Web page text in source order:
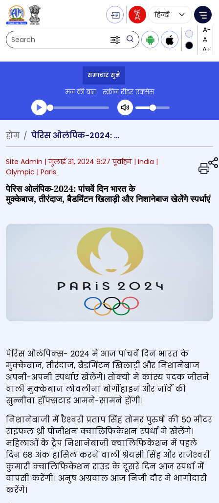
Search
Language
समाचार सुनें
मन की बात स्क्रीन रीडर एक्सेस
Transcript summary
प्ले ऑडियो
होम पेरिस ओलंपिक-2024: पांचवें दिन भारत के मुक्केबाज, तीरंदाज, बैडमिंटन खिलाड़ी और निशानेबाज खेलेंगे स्पर्धाएं
Site Admin |जुलाई 31, 2024 9:27 पूर्वाह्न | India |
Olympic | Paris
पेरिस ओलंपिक-2024: पांचवें दिन भारत के
मुक्केबाज, तीरंदाज, बैडमिंटन खिलाड़ी और निशानेबाज खेलेंगे स्पर्धाएं
पेरिस ओलंपिक्स- 2024 में आज पांचवें दिन भारत के
मुक्केबाज, तीरंदाज, बैडमिंटन खिलाड़ी और निशानेबाज
अपनी-अपनी स्पर्धाएं खेलेंगे। तोक्यो में कांस्य पदक जीतने
वाली मुक्केबाज लोवलीना बोर्गोहाइन और नॉर्वे की
सुन्‍नीवा हॉफ्सटाड आमने-सामने होंगी।
निशानेबाजी में एैश्‍वरी प्रताप सिंह तोमर पुरुषों की 50 मीटर
राइफल थ्री पोजीशन क्‍वालिफिकेशन स्‍पर्धा में खेलेंगे।
महिलाओं के ट्रैप निशानेबाजी क्‍वालिफिकेशन में पहले
दिन 68 अंक हासिल करने वाली श्रेयसी सिंह और राजेश्‍वरी
कुमारी क्वालिफिकेशन राउंड के दूसरे दिन आज स्‍पर्धा में
वापसी करेंगी। अनुष अग्रवाल आज निजी दौर में भागीदारी
करेंगे।